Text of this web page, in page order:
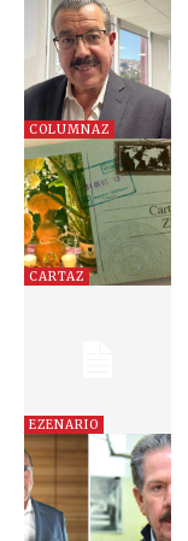
COLUMNAZ
CARTAZ
EZENARIO